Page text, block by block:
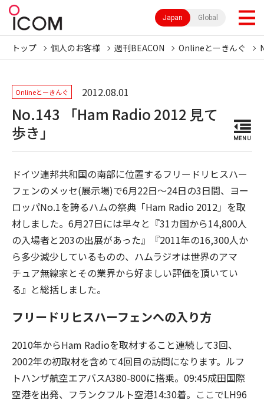
Japan Global
トップ 個人のお客様 週刊BEACON Onlineとーきんぐ
Onlineとーきんぐ 2012.08.01
No.143 「Ham Radio 2012 見て
歩き」
MENU
ドイツ連邦共和国の南部に位置するフリードリヒスハー
フェンのメッセ(展示場)で6月22日〜24日の3日間、ヨー
ロッパNo.1を誇るハムの祭典「Ham Radio 2012」を取
材しました。6月27日には早々と『31カ国から14,800人
の入場者と203の出展があった』『2011年の16,300人か
ら多少減少しているものの、ハムラジオは世界のアマ
チュア無線家とその業界から好ましい評価を頂いてい
る』と総括しました。
フリードリヒスハーフェンへの入り方
2010年からHam Radioを取材すること連続して3回、
2002年の初取材を含めて4回目の訪問になります。ルフ
トハンザ航空エアバスA380-800に搭乗。09:45成田国際
空港を出発、フランクフルト空港14:30着。ここでLH96